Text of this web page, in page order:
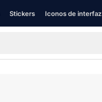
Stickers Iconos de interfaz